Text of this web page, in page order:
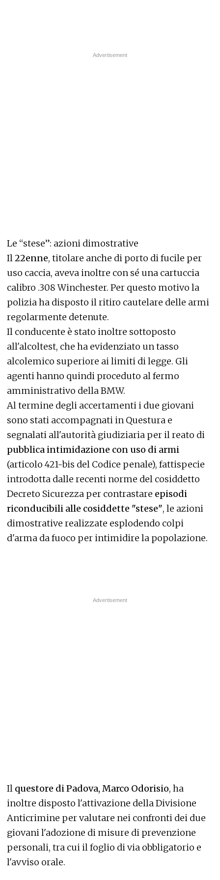
Le “stese”: azioni dimostrative
Il22enne, titolare anche di porto di fucile per
uso caccia, aveva inoltre con sé una cartuccia
calibro .308 Winchester. Per questo motivo la
polizia ha disposto il ritiro cautelare delle armi
regolarmente detenute.
Il conducente è stato inoltre sottoposto
all'alcoltest, che ha evidenziato un tasso
alcolemico superiore ai limiti di legge. Gli
agenti hanno quindi proceduto al fermo
amministrativo della BMW.
Al termine degli accertamenti i due giovani
sono stati accompagnati in Questura e
segnalati all'autorità giudiziaria per il reato di
pubblica intimidazione con uso di armi
(articolo 421-bis del Codice penale), fattispecie
introdotta dalle recenti norme del cosiddetto
Decreto Sicurezza per contrastare episodi
riconducibili alle cosiddette "stese", le azioni
dimostrative realizzate esplodendo colpi
d'arma da fuoco per intimidire la popolazione.
Il questore di Padova, Marco Odorisio, ha
inoltre disposto l'attivazione della Divisione
Anticrimine per valutare nei confronti dei due
giovani l'adozione di misure di prevenzione
personali, tra cui il foglio di via obbligatorio e
l'avviso orale.